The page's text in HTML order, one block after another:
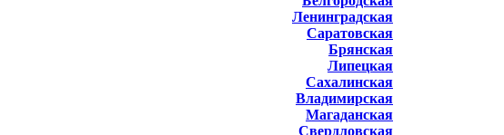
Ленинградская
Саратовская
Брянская
Липецкая
Сахалинская
Владимирская
Магаданская
Свердловская